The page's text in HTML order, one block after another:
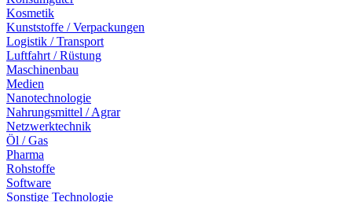
Kosmetik
Kunststoffe / Verpackungen
Logistik / Transport
Luftfahrt / Rüstung
Maschinenbau
Medien
Nanotechnologie
Nahrungsmittel / Agrar
Netzwerktechnik
Öl / Gas
Pharma
Rohstoffe
Software
Sonstige Technologie